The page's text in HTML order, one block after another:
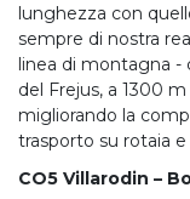
lunghezza con
sempre di nostra
linea di montagna -
del Frejus, a 1300
migliorando la
trasporto su rotaia
CO5 Villarodin –